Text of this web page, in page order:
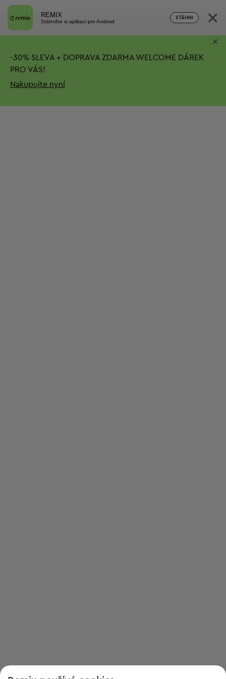
REMIX
Stáhněte si aplikaci pro Android
STÁHNI ×
-30% SLEVA + DOPRAVA ZDARMA WELCOME DÁREK
PRO VÁS!
Nakupujte nyní
×